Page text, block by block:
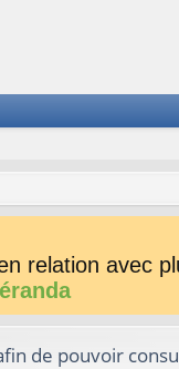
relation avec
de pouvoir